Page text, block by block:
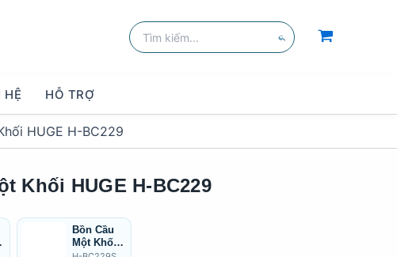
Tìm
kiếm:
HỆ HỖ TRỢ
HUGE H-BC229
Khối HUGE H-BC229
Bồn Cầu
Một Khối